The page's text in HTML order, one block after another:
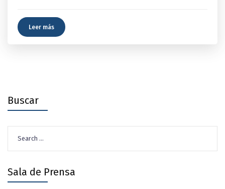
Leer más
Buscar
for:
Sala de Prensa